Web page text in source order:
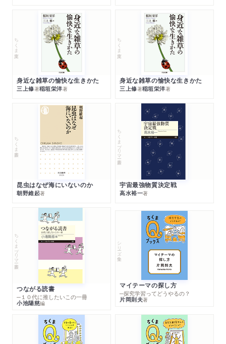
ちくま文庫
身近な雑草の愉快な生きかた
三上修著稲垣栄洋著
ちくま文庫
身近な雑草の愉快な生きかた
三上修著稲垣栄洋著
ちくま新書
昆虫はなぜ海にいないのか
朝野維起著
ちくまプリマー新書
宇宙最強物質決定戦
高水裕一著
ちくまプリマー新書
つながる読書
─１０代に推したいこの一冊
小池陽慈編
シリーズ・全集
マイテーマの探し方
─探究学習ってどうやるの？
片岡則夫著